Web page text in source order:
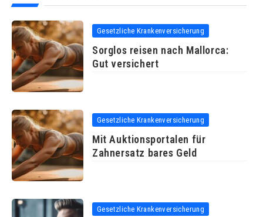
Gesetzliche Krankenversicherung
Sorglos reisen nach Mallorca:
Gut versichert
Gesetzliche Krankenversicherung
Mit Auktionsportalen für
Zahnersatz bares Geld
Gesetzliche Krankenversicherung